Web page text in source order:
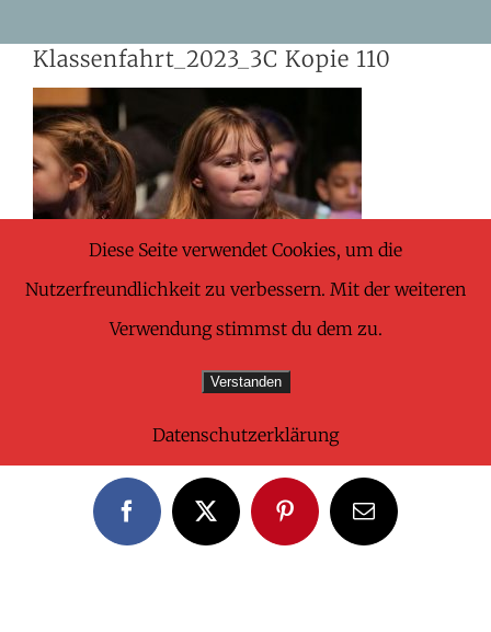
content
Klassenfahrt_2023_3C Kopie 110
Share This Wonderful Life Event!
FacebookX PinterestE-
Mail
Diese Seite verwendet Cookies, um die
Nutzerfreundlichkeit zu verbessern. Mit der weiteren
Verwendung stimmst du dem zu.
Verstanden
Datenschutzerklärung